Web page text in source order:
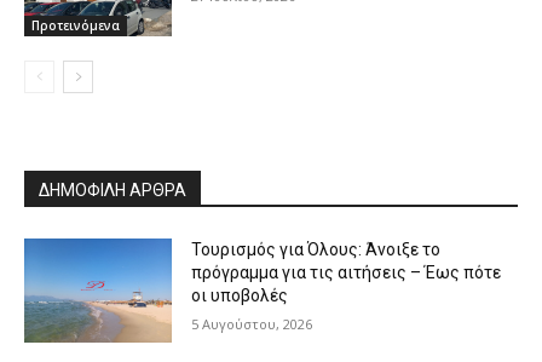
Προτεινόμενα
ΔΗΜΟΦΙΛΗ ΑΡΘΡΑ
Τουρισμός για Όλους: Άνοιξε το
πρόγραμμα για τις αιτήσεις – Έως πότε
οι υποβολές
5 Αυγούστου, 2026